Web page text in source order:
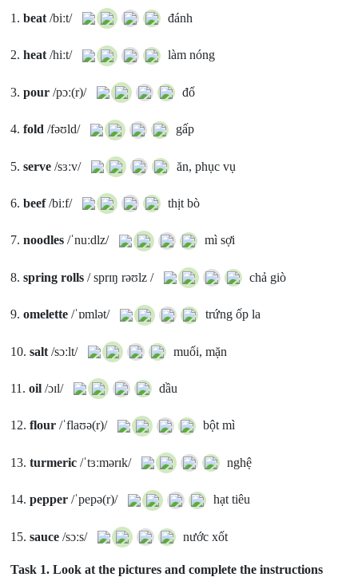
1.beat /biːt/ đánh
2.heat/hiːt/ làm nóng
3.pour /pɔː(r)/ đổ
4.fold /fəʊld/ gấp
5.serve /sɜːv/ ăn, phục vụ
6.beef/biːf/ thịt bò
7.noodles /ˈnuːdlz/ mì sợi
8.spring rolls / sprɪŋ rəʊlz / chả giò
9.omelette /ˈɒmlət/ trứng ốp la
10.salt /sɔːlt/ muối, mặn
11.oil /ɔɪl/ dầu
12.flour /ˈflaʊə(r)/ bột mì
13.turmeric /ˈtɜːmərɪk/ nghệ
14.pepper /ˈpepə(r)/ hạt tiêu
15.sauce /sɔːs/ nước xốt
Task 1.Look at the pictures and complete the instructions